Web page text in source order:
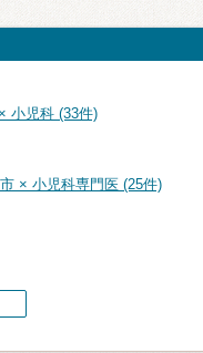
小児科 (33件)
× 小児科専門医 (25件)